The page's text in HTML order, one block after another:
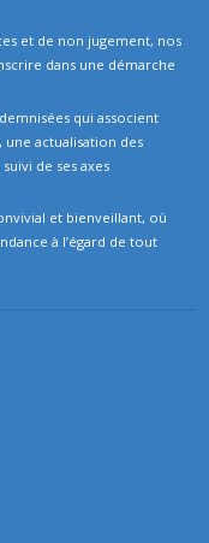
et de non jugement, nos
dans une démarche
qui associent
actualisation des
de ses axes
et bienveillant, où
à l’égard de tout